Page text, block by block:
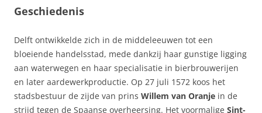
Geschiedenis
Delft ontwikkelde zich in de middeleeuwen tot een
bloeiende handelsstad, mede dankzij haar gunstige ligging
aan waterwegen en haar specialisatie in bierbrouwerijen
en later aardewerkproductie. Op 27 juli 1572 koos het
stadsbestuur de zijde van prins Willem van Oranje in de
strijd tegen de Spaanse overheersing. Het voormalige Sint-